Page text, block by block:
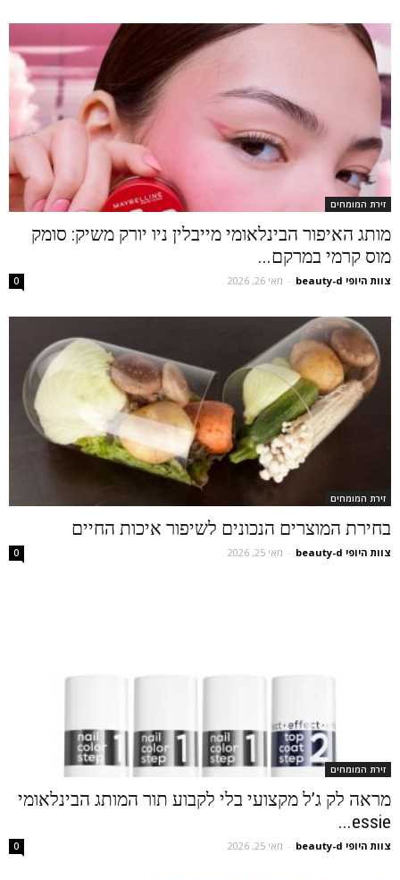
זירת המומחים
מותג האיפור הבינלאומי מייבלין ניו יורק משיק: סומק
מוס קרמי במרקם...
צוות היופי beauty-d - מאי 26, 2026 0
זירת המומחים
בחירת המוצרים הנכונים לשיפור איכות החיים
צוות היופי beauty-d - מאי 25, 2026 0
זירת המומחים
מראה לק ג’ל מקצועי בלי לקבוע תור המותג הבינלאומי
essie...
צוות היופי beauty-d - מאי 25, 2026 0